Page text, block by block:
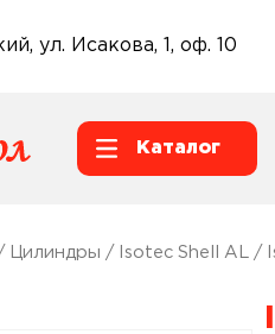
ул. Исакова, 1, оф. 10
Каталог
/ Цилиндры / Isotec Shell AL /